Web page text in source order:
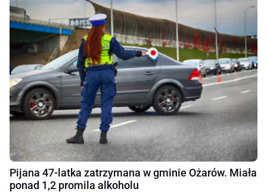
Pijana 47-latka zatrzymana w gminie Ożarów. Miała
ponad 1,2 promila alkoholu